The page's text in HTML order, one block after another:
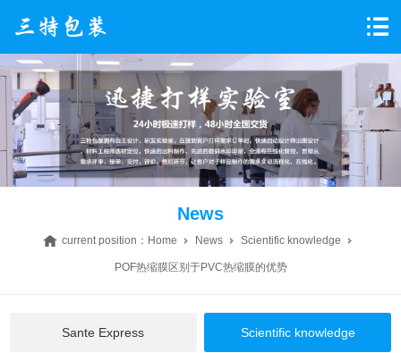
News
current position： Home News Scientific knowledge
POF热缩膜区别于PVC热缩膜的优势
Sante Express Scientific knowledge